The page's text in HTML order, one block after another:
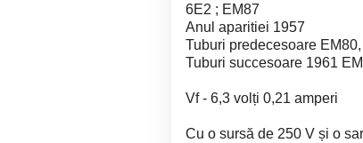
6E2 ; EM87
Anul aparitiei 1957
Tuburi predecesoare
Tuburi succesoare 1961
Vf - 6,3 volți 0,21 amperi
Cu o sursă de 250 V și o